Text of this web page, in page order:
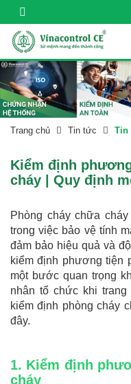
Trang chủ Tin tức Tin
Kiểm định
cháy | Quy định
Phòng cháy chữa
trong việc bảo vệ tính
đảm bảo hiệu quả và
kiểm định phương tiện
một bước quan trọng
nhân tổ chức khi
kiểm định phòng cháy
đây.
1. Kiểm định
cháy